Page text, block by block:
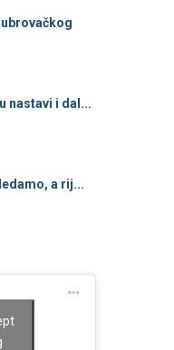
nastavi i dal...
a rij...